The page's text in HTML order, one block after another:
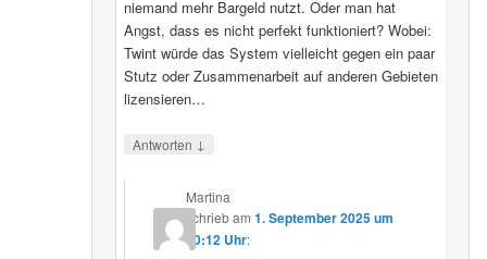
niemand mehr Bargeld nutzt. Oder man hat
Angst, dass es nicht perfekt funktioniert? Wobei:
Twint würde das System vielleicht gegen ein paar
Stutz oder Zusammenarbeit auf anderen Gebieten
lizensieren…
Antworten ↓
Martina
schriebam1. September 2025 um
20:12 Uhr: